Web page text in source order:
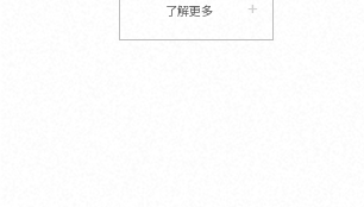
了解更多